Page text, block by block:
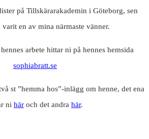
på Tillskärarakademin i Göteborg, sen
varit en av mina närmaste vänner.
arbete hittar ni på hennes hemsida
sophiabratt.se
st ”hemma hos”-inlägg om henne, det ena
ni här och det andra här.